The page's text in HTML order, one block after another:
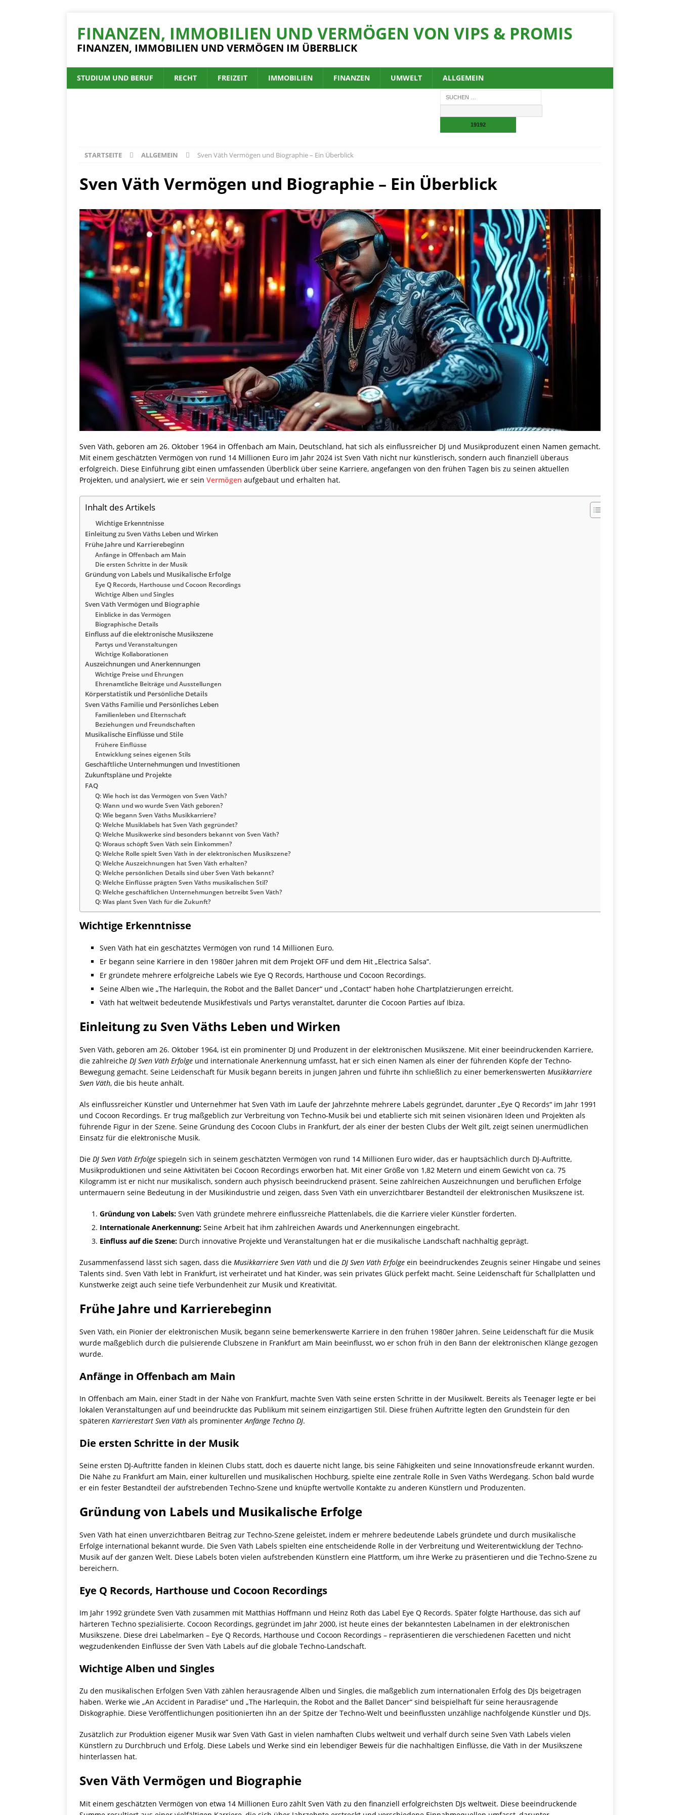
FINANZEN, IMMOBILIEN UND VERMÖGEN VON VIPS & PROMIS
FINANZEN, IMMOBILIEN UND VERMÖGEN IM ÜBERBLICK
STUDIUM UND BERUF RECHT FREIZEIT IMMOBILIEN FINANZEN UMWELT ALLGEMEIN
STARTSEITE ALLGEMEIN Sven Väth Vermögen und Biographie – Ein Überblick
Sven Väth Vermögen und Biographie – Ein Überblick
Sven Väth, geboren am 26. Oktober 1964 in Offenbach am Main, Deutschland, hat sich als einflussreicher DJ und Musikproduzent einen Namen gemacht.
Mit einem geschätzten Vermögen von rund 14 Millionen Euro im Jahr 2024 ist Sven Väth nicht nur künstlerisch, sondern auch finanziell überaus
erfolgreich. Diese Einführung gibt einen umfassenden Überblick über seine Karriere, angefangen von den frühen Tagen bis zu seinen aktuellen
Projekten, und analysiert, wie er sein Vermögen aufgebaut und erhalten hat.
Inhalt des Artikels
Wichtige Erkenntnisse
Einleitung zu Sven Väths Leben und Wirken
Frühe Jahre und Karrierebeginn
Anfänge in Offenbach am Main
Die ersten Schritte in der Musik
Gründung von Labels und Musikalische Erfolge
Eye Q Records, Harthouse und Cocoon Recordings
Wichtige Alben und Singles
Sven Väth Vermögen und Biographie
Einblicke in das Vermögen
Biographische Details
Einfluss auf die elektronische Musikszene
Partys und Veranstaltungen
Wichtige Kollaborationen
Auszeichnungen und Anerkennungen
Wichtige Preise und Ehrungen
Ehrenamtliche Beiträge und Ausstellungen
Körperstatistik und Persönliche Details
Sven Väths Familie und Persönliches Leben
Familienleben und Elternschaft
Beziehungen und Freundschaften
Musikalische Einflüsse und Stile
Frühere Einflüsse
Entwicklung seines eigenen Stils
Geschäftliche Unternehmungen und Investitionen
Zukunftspläne und Projekte
FAQ
Q: Wie hoch ist das Vermögen von Sven Väth?
Q: Wann und wo wurde Sven Väth geboren?
Q: Wie begann Sven Väths Musikkarriere?
Q: Welche Musiklabels hat Sven Väth gegründet?
Q: Welche Musikwerke sind besonders bekannt von Sven Väth?
Q: Woraus schöpft Sven Väth sein Einkommen?
Q: Welche Rolle spielt Sven Väth in der elektronischen Musikszene?
Q: Welche Auszeichnungen hat Sven Väth erhalten?
Q: Welche persönlichen Details sind über Sven Väth bekannt?
Q: Welche Einflüsse prägten Sven Väths musikalischen Stil?
Q: Welche geschäftlichen Unternehmungen betreibt Sven Väth?
Q: Was plant Sven Väth für die Zukunft?
Wichtige Erkenntnisse
Sven Väth hat ein geschätztes Vermögen von rund 14 Millionen Euro.
Er begann seine Karriere in den 1980er Jahren mit dem Projekt OFF und dem Hit „Electrica Salsa“.
Er gründete mehrere erfolgreiche Labels wie Eye Q Records, Harthouse und Cocoon Recordings.
Seine Alben wie „The Harlequin, the Robot and the Ballet Dancer“ und „Contact“ haben hohe Chartplatzierungen erreicht.
Väth hat weltweit bedeutende Musikfestivals und Partys veranstaltet, darunter die Cocoon Parties auf Ibiza.
Einleitung zu Sven Väths Leben und Wirken
Sven Väth, geboren am 26. Oktober 1964, ist ein prominenter DJ und Produzent in der elektronischen Musikszene. Mit einer beeindruckenden Karriere,
die zahlreiche DJ Sven Väth Erfolge und internationale Anerkennung umfasst, hat er sich einen Namen als einer der führenden Köpfe der Techno-
Bewegung gemacht. Seine Leidenschaft für Musik begann bereits in jungen Jahren und führte ihn schließlich zu einer bemerkenswerten Musikkarriere
Sven Väth, die bis heute anhält.
Als einflussreicher Künstler und Unternehmer hat Sven Väth im Laufe der Jahrzehnte mehrere Labels gegründet, darunter „Eye Q Records“ im Jahr 1991
und Cocoon Recordings. Er trug maßgeblich zur Verbreitung von Techno-Musik bei und etablierte sich mit seinen visionären Ideen und Projekten als
führende Figur in der Szene. Seine Gründung des Cocoon Clubs in Frankfurt, der als einer der besten Clubs der Welt gilt, zeigt seinen unermüdlichen
Einsatz für die elektronische Musik.
Die DJ Sven Väth Erfolge spiegeln sich in seinem geschätzten Vermögen von rund 14 Millionen Euro wider, das er hauptsächlich durch DJ-Auftritte,
Musikproduktionen und seine Aktivitäten bei Cocoon Recordings erworben hat. Mit einer Größe von 1,82 Metern und einem Gewicht von ca. 75
Kilogramm ist er nicht nur musikalisch, sondern auch physisch beeindruckend präsent. Seine zahlreichen Auszeichnungen und beruflichen Erfolge
untermauern seine Bedeutung in der Musikindustrie und zeigen, dass Sven Väth ein unverzichtbarer Bestandteil der elektronischen Musikszene ist.
Gründung von Labels: Sven Väth gründete mehrere einflussreiche Plattenlabels, die die Karriere vieler Künstler förderten.
Internationale Anerkennung: Seine Arbeit hat ihm zahlreichen Awards und Anerkennungen eingebracht.
Einfluss auf die Szene: Durch innovative Projekte und Veranstaltungen hat er die musikalische Landschaft nachhaltig geprägt.
Zusammenfassend lässt sich sagen, dass die Musikkarriere Sven Väth und die DJ Sven Väth Erfolge ein beeindruckendes Zeugnis seiner Hingabe und seines
Talents sind. Sven Väth lebt in Frankfurt, ist verheiratet und hat Kinder, was sein privates Glück perfekt macht. Seine Leidenschaft für Schallplatten und
Kunstwerke zeigt auch seine tiefe Verbundenheit zur Musik und Kreativität.
Frühe Jahre und Karrierebeginn
Sven Väth, ein Pionier der elektronischen Musik, begann seine bemerkenswerte Karriere in den frühen 1980er Jahren. Seine Leidenschaft für die Musik
wurde maßgeblich durch die pulsierende Clubszene in Frankfurt am Main beeinflusst, wo er schon früh in den Bann der elektronischen Klänge gezogen
wurde.
Anfänge in Offenbach am Main
In Offenbach am Main, einer Stadt in der Nähe von Frankfurt, machte Sven Väth seine ersten Schritte in der Musikwelt. Bereits als Teenager legte er bei
lokalen Veranstaltungen auf und beeindruckte das Publikum mit seinem einzigartigen Stil. Diese frühen Auftritte legten den Grundstein für den
späteren Karrierestart Sven Väth als prominenterAnfänge Techno DJ.
Die ersten Schritte in der Musik
Seine ersten DJ-Auftritte fanden in kleinen Clubs statt, doch es dauerte nicht lange, bis seine Fähigkeiten und seine Innovationsfreude erkannt wurden.
Die Nähe zu Frankfurt am Main, einer kulturellen und musikalischen Hochburg, spielte eine zentrale Rolle in Sven Väths Werdegang. Schon bald wurde
er ein fester Bestandteil der aufstrebenden Techno-Szene und knüpfte wertvolle Kontakte zu anderen Künstlern und Produzenten.
Gründung von Labels und Musikalische Erfolge
Sven Väth hat einen unverzichtbaren Beitrag zur Techno-Szene geleistet, indem er mehrere bedeutende Labels gründete und durch musikalische
Erfolge international bekannt wurde. Die Sven Väth Labels spielten eine entscheidende Rolle in der Verbreitung und Weiterentwicklung der Techno-
Musik auf der ganzen Welt. Diese Labels boten vielen aufstrebenden Künstlern eine Plattform, um ihre Werke zu präsentieren und die Techno-Szene zu
bereichern.
Eye Q Records, Harthouse und Cocoon Recordings
Im Jahr 1992 gründete Sven Väth zusammen mit Matthias Hoffmann und Heinz Roth das Label Eye Q Records. Später folgte Harthouse, das sich auf
härteren Techno spezialisierte. Cocoon Recordings, gegründet im Jahr 2000, ist heute eines der bekanntesten Labelnamen in der elektronischen
Musikszene. Diese drei Labelmarken – Eye Q Records, Harthouse und Cocoon Recordings – repräsentieren die verschiedenen Facetten und nicht
wegzudenkenden Einflüsse der Sven Väth Labels auf die globale Techno-Landschaft.
Wichtige Alben und Singles
Zu den musikalischen Erfolgen Sven Väth zählen herausragende Alben und Singles, die maßgeblich zum internationalen Erfolg des DJs beigetragen
haben. Werke wie „An Accident in Paradise“ und „The Harlequin, the Robot and the Ballet Dancer“ sind beispielhaft für seine herausragende
Diskographie. Diese Veröffentlichungen positionierten ihn an der Spitze der Techno-Welt und beeinflussten unzählige nachfolgende Künstler und DJs.
Zusätzlich zur Produktion eigener Musik war Sven Väth Gast in vielen namhaften Clubs weltweit und verhalf durch seine Sven Väth Labels vielen
Künstlern zu Durchbruch und Erfolg. Diese Labels und Werke sind ein lebendiger Beweis für die nachhaltigen Einflüsse, die Väth in der Musikszene
hinterlassen hat.
Sven Väth Vermögen und Biographie
Mit einem geschätzten Vermögen von etwa 14 Millionen Euro zählt Sven Väth zu den finanziell erfolgreichsten DJs weltweit. Diese beeindruckende